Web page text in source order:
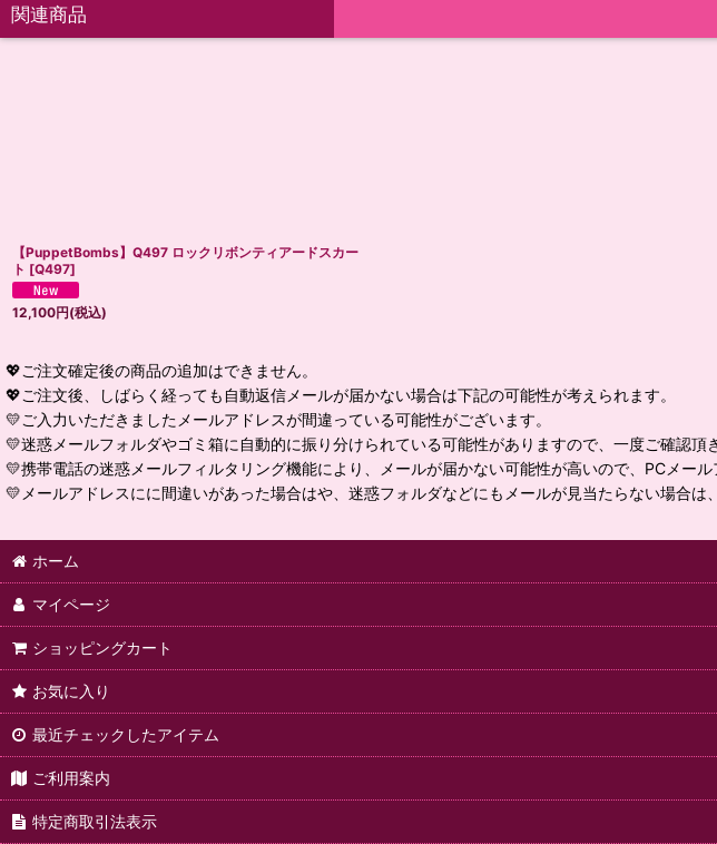
関連商品
【PuppetBombs】Q497 ロックリボンティアードスカー
ト [Q497]
12,100円(税込)
💖ご注文確定後の商品の追加はできません。
💖ご注文後、しばらく経っても自動返信メールが届かない場合は下記の可能性が考えられます。
💛ご入力いただきましたメールアドレスが間違っている可能性がございます。
💛迷惑メールフォルダやゴミ箱に自動的に振り分けられている可能性がありますので、一度ご確認頂
💛携帯電話の迷惑メールフィルタリング機能により、メールが届かない可能性が高いので、PCメール
💛メールアドレスにに間違いがあった場合はや、迷惑フォルダなどにもメールが見当たらない場合
ホーム
マイページ
ショッピングカート
お気に入り
最近チェックしたアイテム
ご利用案内
特定商取引法表示